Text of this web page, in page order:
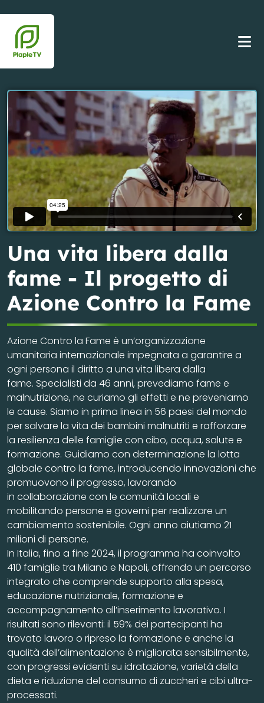
Una vita libera dalla
fame - Il progetto di
Azione Contro la Fame
Azione Contro la Fame è un’organizzazione
umanitaria internazionale impegnata a garantire a
ogni persona il diritto a una vita libera dalla
fame. Specialisti da 46 anni, prevediamo fame e
malnutrizione, ne curiamo gli effetti e ne preveniamo
le cause. Siamo in prima linea in 56 paesi del mondo
per salvare la vita dei bambini malnutriti e rafforzare
la resilienza delle famiglie con cibo, acqua, salute e
formazione. Guidiamo con determinazione la lotta
globale contro la fame, introducendo innovazioni che
promuovono il progresso, lavorando
in collaborazione con le comunità locali e
mobilitando persone e governi per realizzare un
cambiamento sostenibile. Ogni anno aiutiamo 21
milioni di persone.
In Italia, fino a fine 2024, il programma ha coinvolto
410 famiglie tra Milano e Napoli, offrendo un percorso
integrato che comprende supporto alla spesa,
educazione nutrizionale, formazione e
accompagnamento all’inserimento lavorativo. I
risultati sono rilevanti: il 59% dei partecipanti ha
trovato lavoro o ripreso la formazione e anche la
qualità dell’alimentazione è migliorata sensibilmente,
con progressi evidenti su idratazione, varietà della
dieta e riduzione del consumo di zuccheri e cibi ultra-
processati.